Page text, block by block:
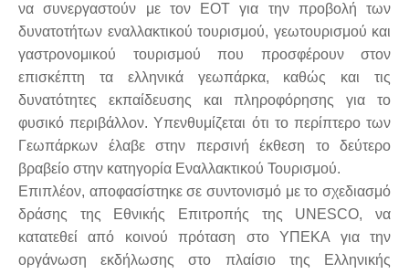
να συνεργαστούν με τον ΕΟΤ για την προβολή των
δυνατοτήτων εναλλακτικού τουρισμού, γεωτουρισμού και
γαστρονομικού τουρισμού που προσφέρουν στον
επισκέπτη τα ελληνικά γεωπάρκα, καθώς και τις
δυνατότητες εκπαίδευσης και πληροφόρησης για το
φυσικό περιβάλλον. Υπενθυμίζεται ότι το περίπτερο των
Γεωπάρκων έλαβε στην περσινή έκθεση το δεύτερο
βραβείο στην κατηγορία Εναλλακτικού Τουρισμού.
Επιπλέον, αποφασίστηκε σε συντονισμό με το σχεδιασμό
δράσης της Εθνικής Επιτροπής της UNESCO, να
κατατεθεί από κοινού πρόταση στο ΥΠΕΚΑ για την
οργάνωση εκδήλωσης στο πλαίσιο της Ελληνικής